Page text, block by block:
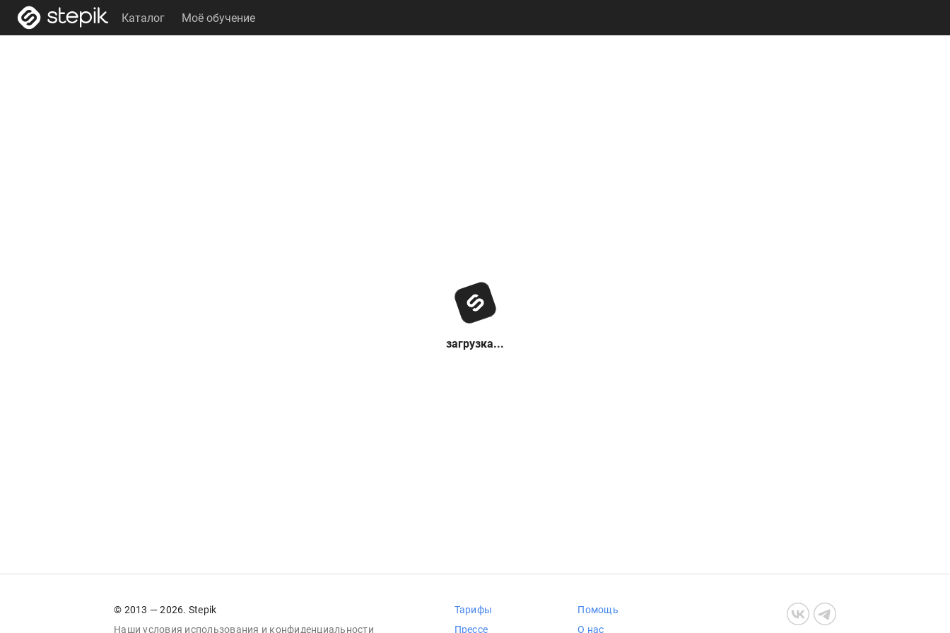
Каталог Моё обучение
загрузка...
© 2013 — 2026. Stepik
Наши условия использования и конфиденциальности
Тарифы
Прессе
Помощь
О нас